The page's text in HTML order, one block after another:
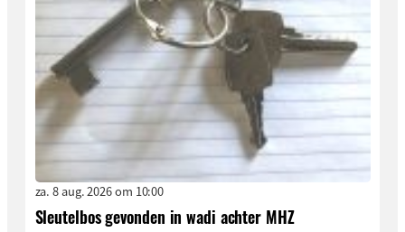
za. 8 aug. 2026 om 10:00
Sleutelbos gevonden in wadi achter MHZ